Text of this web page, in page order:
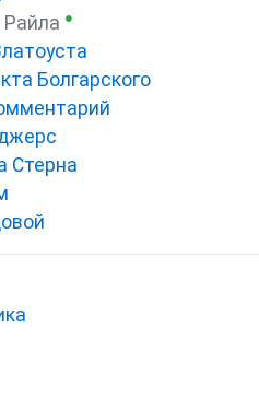
●
Болгарского
Стерна